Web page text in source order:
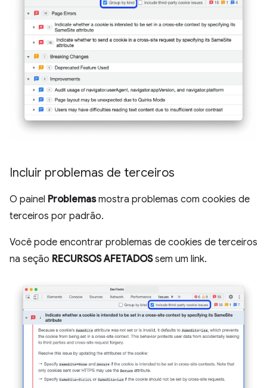
Incluir problemas de terceiros
O painel Problemasmostra problemas com cookies de
terceiros por padrão.
Você pode encontrar problemas de cookies de terceiros
na seção RECURSOS AFETADOSsem um link.